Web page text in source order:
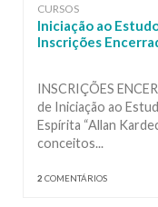
CURSOS
Iniciação ao
Inscrições
INSCRIÇÕES
de Iniciação ao
Espírita “Allan
conceitos...
2 COMENTÁRIOS